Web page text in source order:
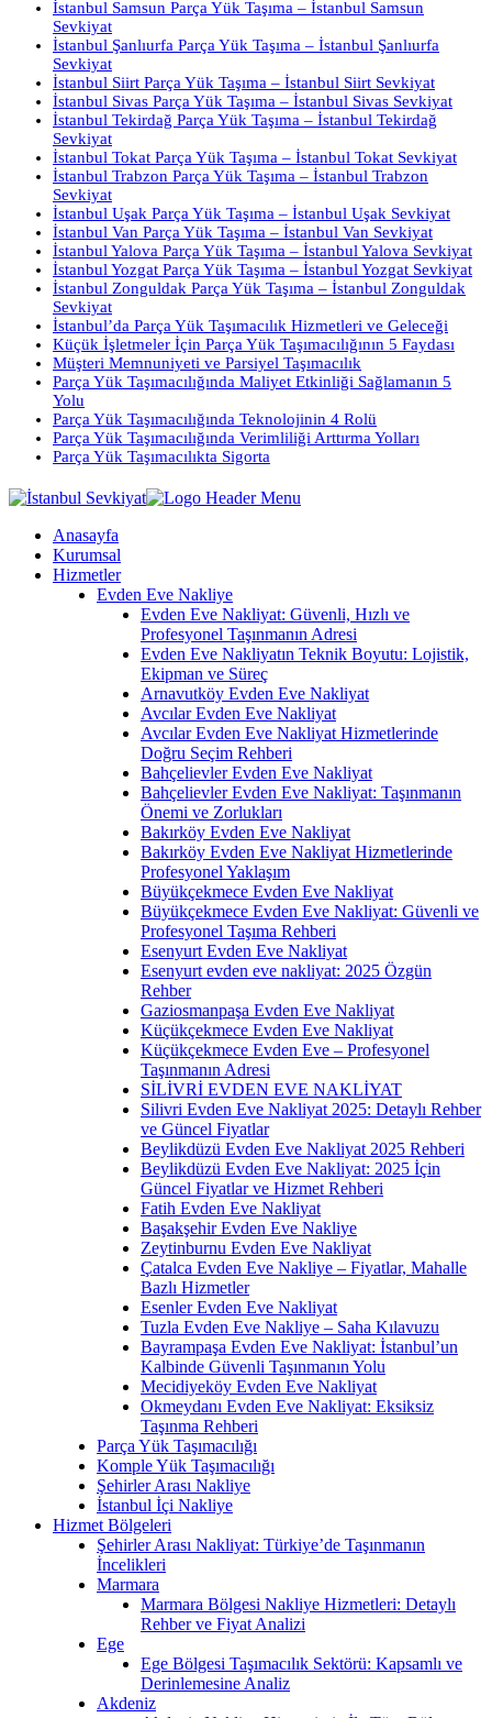
İstanbul Samsun Parça Yük Taşıma – İstanbul Samsun
Sevkiyat
İstanbul Şanlıurfa Parça Yük Taşıma – İstanbul Şanlıurfa
Sevkiyat
İstanbul Siirt Parça Yük Taşıma – İstanbul Siirt Sevkiyat
İstanbul Sivas Parça Yük Taşıma – İstanbul Sivas Sevkiyat
İstanbul Tekirdağ Parça Yük Taşıma – İstanbul Tekirdağ
Sevkiyat
İstanbul Tokat Parça Yük Taşıma – İstanbul Tokat Sevkiyat
İstanbul Trabzon Parça Yük Taşıma – İstanbul Trabzon
Sevkiyat
İstanbul Uşak Parça Yük Taşıma – İstanbul Uşak Sevkiyat
İstanbul Van Parça Yük Taşıma – İstanbul Van Sevkiyat
İstanbul Yalova Parça Yük Taşıma – İstanbul Yalova Sevkiyat
İstanbul Yozgat Parça Yük Taşıma – İstanbul Yozgat Sevkiyat
İstanbul Zonguldak Parça Yük Taşıma – İstanbul Zonguldak
Sevkiyat
İstanbul’da Parça Yük Taşımacılık Hizmetleri ve Geleceği
Küçük İşletmeler İçin Parça Yük Taşımacılığının 5 Faydası
Müşteri Memnuniyeti ve Parsiyel Taşımacılık
Parça Yük Taşımacılığında Maliyet Etkinliği Sağlamanın 5
Yolu
Parça Yük Taşımacılığında Teknolojinin 4 Rolü
Parça Yük Taşımacılığında Verimliliği Arttırma Yolları
Parça Yük Taşımacılıkta Sigorta
Anasayfa
Kurumsal
Hizmetler
Evden Eve Nakliye
Evden Eve Nakliyat: Güvenli, Hızlı ve
Profesyonel Taşınmanın Adresi
Evden Eve Nakliyatın Teknik Boyutu: Lojistik,
Ekipman ve Süreç
Arnavutköy Evden Eve Nakliyat
Avcılar Evden Eve Nakliyat
Avcılar Evden Eve Nakliyat Hizmetlerinde
Doğru Seçim Rehberi
Bahçelievler Evden Eve Nakliyat
Bahçelievler Evden Eve Nakliyat: Taşınmanın
Önemi ve Zorlukları
Bakırköy Evden Eve Nakliyat
Bakırköy Evden Eve Nakliyat Hizmetlerinde
Profesyonel Yaklaşım
Büyükçekmece Evden Eve Nakliyat
Büyükçekmece Evden Eve Nakliyat: Güvenli ve
Profesyonel Taşıma Rehberi
Esenyurt Evden Eve Nakliyat
Esenyurt evden eve nakliyat: 2025 Özgün
Rehber
Gaziosmanpaşa Evden Eve Nakliyat
Küçükçekmece Evden Eve Nakliyat
Küçükçekmece Evden Eve – Profesyonel
Taşınmanın Adresi
SİLİVRİ EVDEN EVE NAKLİYAT
Silivri Evden Eve Nakliyat 2025: Detaylı Rehber
ve Güncel Fiyatlar
Beylikdüzü Evden Eve Nakliyat 2025 Rehberi
Beylikdüzü Evden Eve Nakliyat: 2025 İçin
Güncel Fiyatlar ve Hizmet Rehberi
Fatih Evden Eve Nakliyat
Başakşehir Evden Eve Nakliye
Zeytinburnu Evden Eve Nakliyat
Çatalca Evden Eve Nakliye – Fiyatlar, Mahalle
Bazlı Hizmetler
Esenler Evden Eve Nakliyat
Tuzla Evden Eve Nakliye – Saha Kılavuzu
Bayrampaşa Evden Eve Nakliyat: İstanbul’un
Kalbinde Güvenli Taşınmanın Yolu
Mecidiyeköy Evden Eve Nakliyat
Okmeydanı Evden Eve Nakliyat: Eksiksiz
Taşınma Rehberi
Parça Yük Taşımacılığı
Komple Yük Taşımacılığı
Şehirler Arası Nakliye
İstanbul İçi Nakliye
Hizmet Bölgeleri
Şehirler Arası Nakliyat: Türkiye’de Taşınmanın
İncelikleri
Marmara
Marmara Bölgesi Nakliye Hizmetleri: Detaylı
Rehber ve Fiyat Analizi
Ege
Ege Bölgesi Taşımacılık Sektörü: Kapsamlı ve
Derinlemesine Analiz
Akdeniz